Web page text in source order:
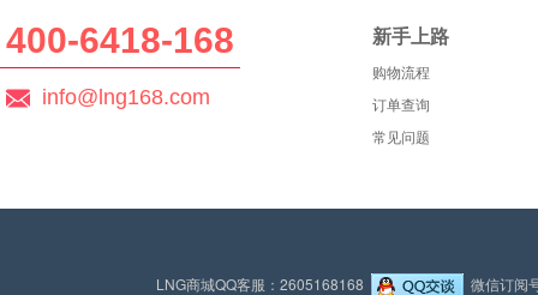
400-6418-168
info@lng168.com
新手上路
购物流程
订单查询
常见问题
LNG商城QQ客服：2605168168 微信订阅